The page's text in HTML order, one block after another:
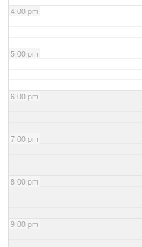
4:00 pm
5:00 pm
6:00 pm
7:00 pm
8:00 pm
9:00 pm